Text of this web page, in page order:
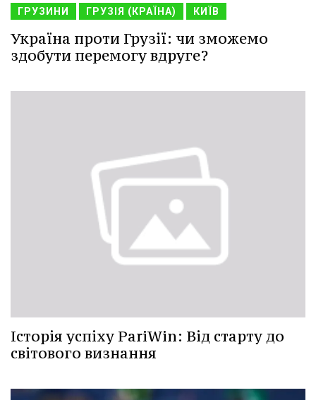
ГРУЗИНИ ГРУЗІЯ (КРАЇНА) КИЇВ
Україна проти Грузії: чи зможемо
здобути перемогу вдруге?
Історія успіху PariWin: Від старту до
світового визнання